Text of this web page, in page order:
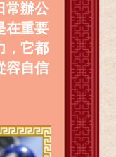
常辦公
在重要
，它都
容自信